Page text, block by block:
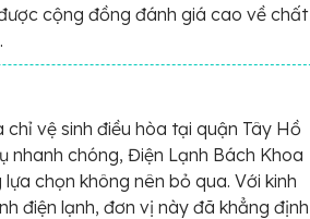
cộng đồng đánh giá cao về chất
vệ sinh điều hòa tại quận Tây Hồ
nhanh chóng, Điện Lạnh Bách Khoa
chọn không nên bỏ qua. Với kinh
điện lạnh, đơn vị này đã khẳng định